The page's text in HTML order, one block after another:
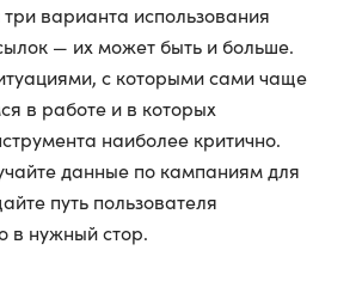
варианта использования
— их может быть и больше.
с которыми сами чаще
в работе и в которых
наиболее критично.
данные по кампаниям для
путь пользователя
в нужный стор.